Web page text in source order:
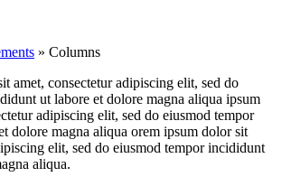
» Columns
amet, consectetur adipiscing elit, sed do
ut labore et dolore magna aliqua ipsum
adipiscing elit, sed do eiusmod tempor
dolore magna aliqua orem ipsum dolor sit
elit, sed do eiusmod tempor incididunt
aliqua.